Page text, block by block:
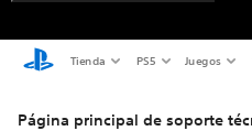
Tienda PS5 Juegos
Página principal de soporte